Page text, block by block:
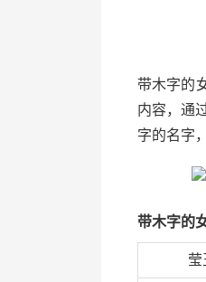
带木字的
内容，通
字的名字
带木字的
莹